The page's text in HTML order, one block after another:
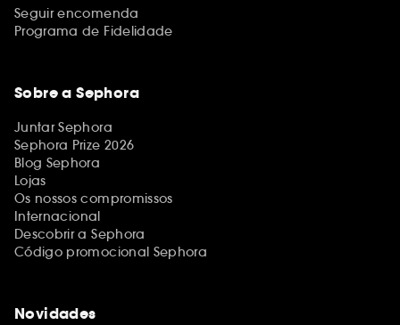
Seguir encomenda
Programa de Fidelidade
Sobre a Sephora
Juntar Sephora
Sephora Prize 2026
Blog Sephora
Lojas
Os nossos compromissos
Internacional
Descobrir a Sephora
Código promocional Sephora
Novidades